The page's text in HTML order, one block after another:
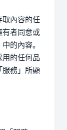
取內容的任
有者同意或
的內容。
的任何品
服務」所顯